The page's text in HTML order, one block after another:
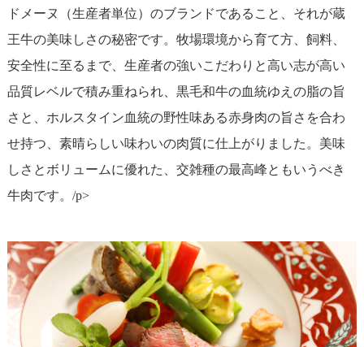
ドメーヌ（生産者単位）のブランドであること、それが蔵
王牛の美味しさの秘密です。牧場環境から育て方、飼料、
安全性に至るまで、生産者の強いこだわりと高い志が高い
品質レベルで積み重ねられ、黒毛和牛の血統ゆえの脂の旨
さと、ホルスタイン血統の野性味ある赤身肉の旨さを合わ
せ持つ、素晴らしい味わいの肉質に仕上がりました。美味
しさとボリュームに優れた、交雑種の最高峰ともいうべき
牛肉です。/p>